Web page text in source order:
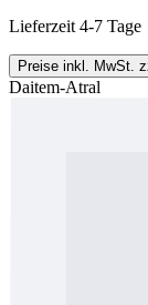
Lieferzeit 4-7 Tage
Preise inkl. MwSt.
Daitem-Atral